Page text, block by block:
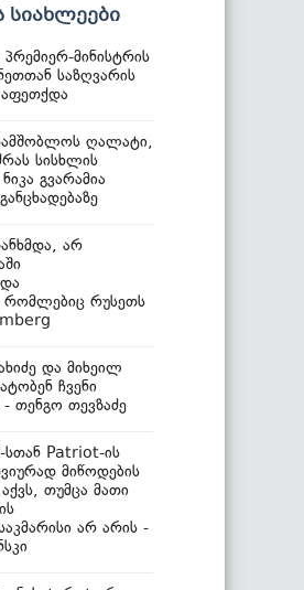
სიახლეები
მინისტრის
საზღვარის
ღალატი,
სისხლის
გვარამია
არ
რომლებიც რუსეთს
და მიხეილ
ჩვენი
- თენგო თევზაძე
სთან Patriot-ის
მიწოდების
აქვს, თუმცა მათი
არ არის -